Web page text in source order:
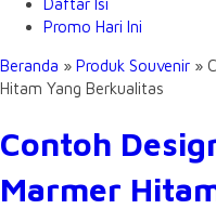
Promo Hari Ini
Beranda » Produk Souvenir »
Hitam Yang Berkualitas
Contoh
Marmer